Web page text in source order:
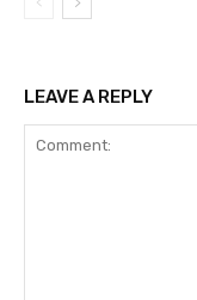
LEAVE A REPLY